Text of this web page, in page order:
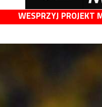
WESPRZYJ PROJEKT